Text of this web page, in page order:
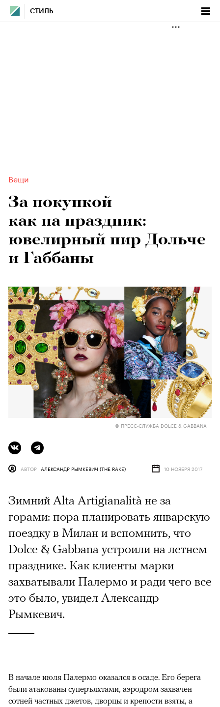
СТИЛЬ
Вещи
За покупкой
как на праздник:
ювелирный пир Дольче
и Габбаны
© ПРЕСС-СЛУЖБА DOLCE & GABBANA
АВТОР АЛЕКСАНДР РЫМКЕВИЧ (THE RAKE) 10 НОЯБРЯ 2017
Зимний Alta Artigianalità не за
горами: пора планировать январскую
поездку в Милан и вспомнить, что
Dolce & Gabbana устроили на летнем
празднике. Как клиенты марки
захватывали Палермо и ради чего все
это было, увидел Александр
Рымкевич.
В начале июля Палермо оказался в осаде. Его берега
были атакованы суперъяхтами, аэродром захвачен
сотней частных джетов, дворцы и крепости взяты, а